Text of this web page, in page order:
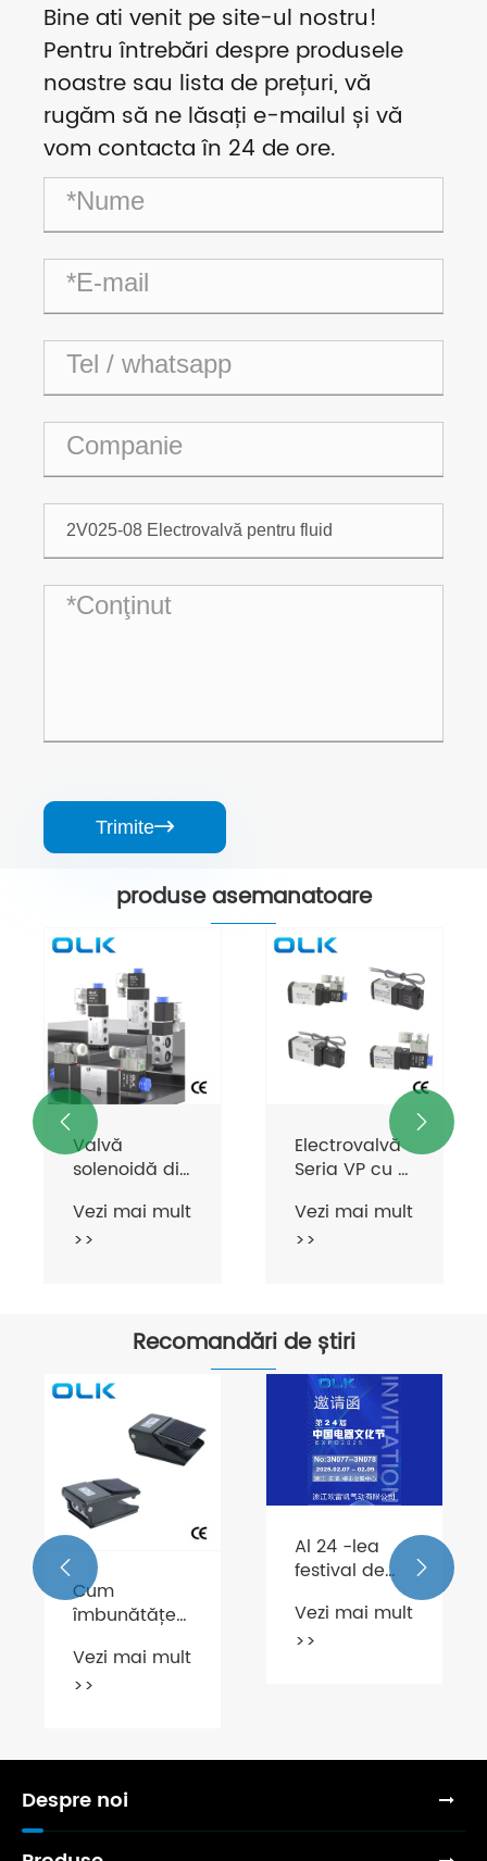
Bine ati venit pe site-ul nostru!
Pentru întrebări despre produsele
noastre sau lista de prețuri, vă
rugăm să ne lăsați e-mailul și vă
vom contacta în 24 de ore.
Trimite
produse asemanatoare
Valvă
solenoidă din
Vezi mai mult
>>
Electrovalvă
Seria VP cu 3
Vezi mai mult
>>
 
Recomandări de știri
Cum
îmbunătățește
direcțională
cu picior
Vezi mai mult
>>
Al 24 -lea
festival de
electrică din
China și
Vezi mai mult
>>
 
Despre noi